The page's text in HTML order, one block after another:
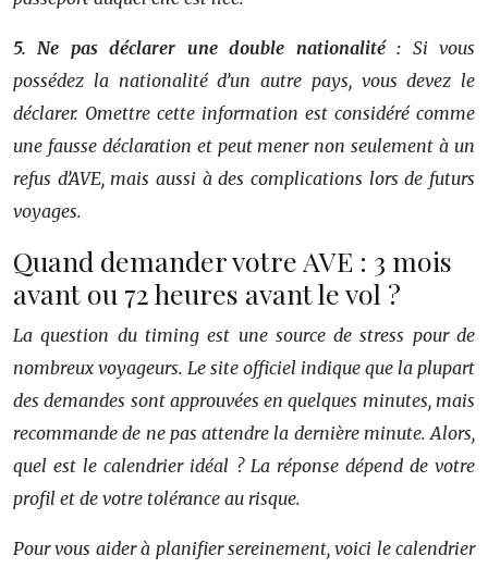
5. Ne pas déclarer une double nationalité : Si vous
possédez la nationalité d’un autre pays, vous devez le
déclarer. Omettre cette information est considéré comme
une fausse déclaration et peut mener non seulement à un
refus d’AVE, mais aussi à des complications lors de futurs
voyages.
Quand demander votre AVE : 3 mois
avant ou 72 heures avant le vol ?
La question du timing est une source de stress pour de
nombreux voyageurs. Le site officiel indique que la plupart
des demandes sont approuvées en quelques minutes, mais
recommande de ne pas attendre la dernière minute. Alors,
quel est le calendrier idéal ? La réponse dépend de votre
profil et de votre tolérance au risque.
Pour vous aider à planifier sereinement, voici le calendrier